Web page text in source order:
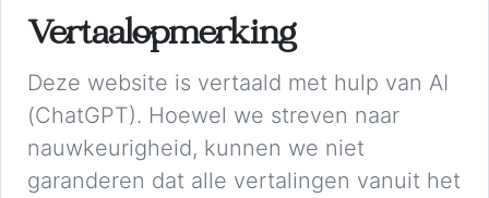
Vertaalopmerking
Deze website is vertaald met hulp van AI
(ChatGPT). Hoewel we streven naar
nauwkeurigheid, kunnen we niet
garanderen dat alle vertalingen vanuit het